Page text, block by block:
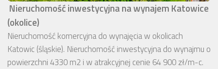
Nieruchomość inwestycyjna na wynajem Katowice
(okolice)
Nieruchomość komercyjna do wynajęcia w okolicach
Katowic (śląskie). Nieruchomość inwestycyjna do wynajmu o
powierzchni 4330 m2 i w atrakcyjnej cenie 64 900 zł/m-c.